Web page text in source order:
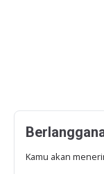
Kamu akan